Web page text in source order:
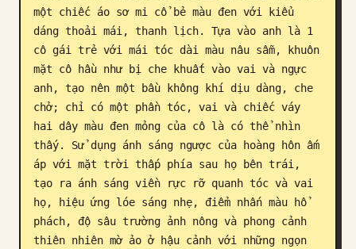
một chiếc áo sơ mi cổ bẻ màu đen với kiểu
dáng thoải mái, thanh lịch. Tựa vào anh là 1
cô gái trẻ với mái tóc dài màu nâu sẫm, khuôn
mặt cô hầu như bị che khuất vào vai và ngực
anh, tạo nên một bầu không khí dịu dàng, che
chở; chỉ có một phần tóc, vai và chiếc váy
hai dây màu đen mỏng của cô là có thể nhìn
thấy. Sử dụng ánh sáng ngược của hoàng hôn ấm
áp với mặt trời thấp phía sau họ bên trái,
tạo ra ánh sáng viền rực rỡ quanh tóc và vai
họ, hiệu ứng lóe sáng nhẹ, điểm nhấn màu hổ
phách, độ sâu trường ảnh nông và phong cảnh
thiên nhiên mờ ảo ở hậu cảnh với những ngọn